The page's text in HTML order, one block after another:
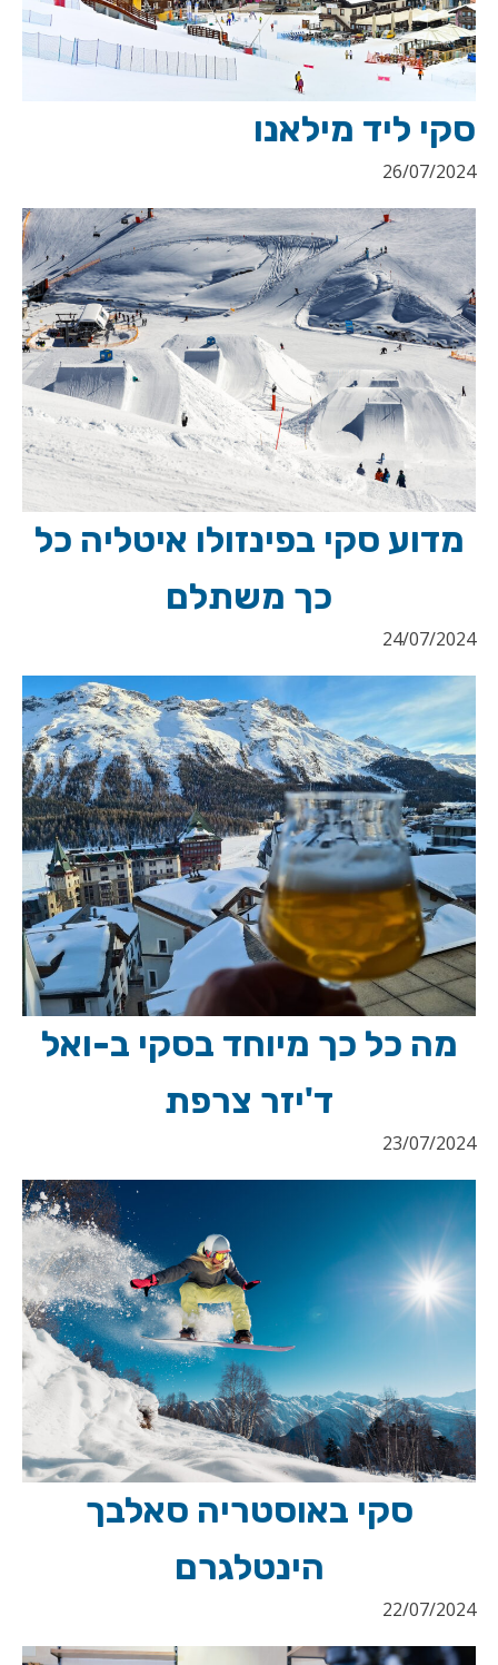
סקי ליד מילאנו
26/07/2024
מדוע סקי בפינזולו איטליה כל
כך משתלם
24/07/2024
מה כל כך מיוחד בסקי ב-ואל
ד'יזר צרפת
23/07/2024
סקי באוסטריה סאלבך
הינטלגרם
22/07/2024